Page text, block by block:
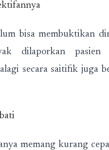
bisa membuktikan
dilaporkan pasien
secara saitifik juga
memang kurang